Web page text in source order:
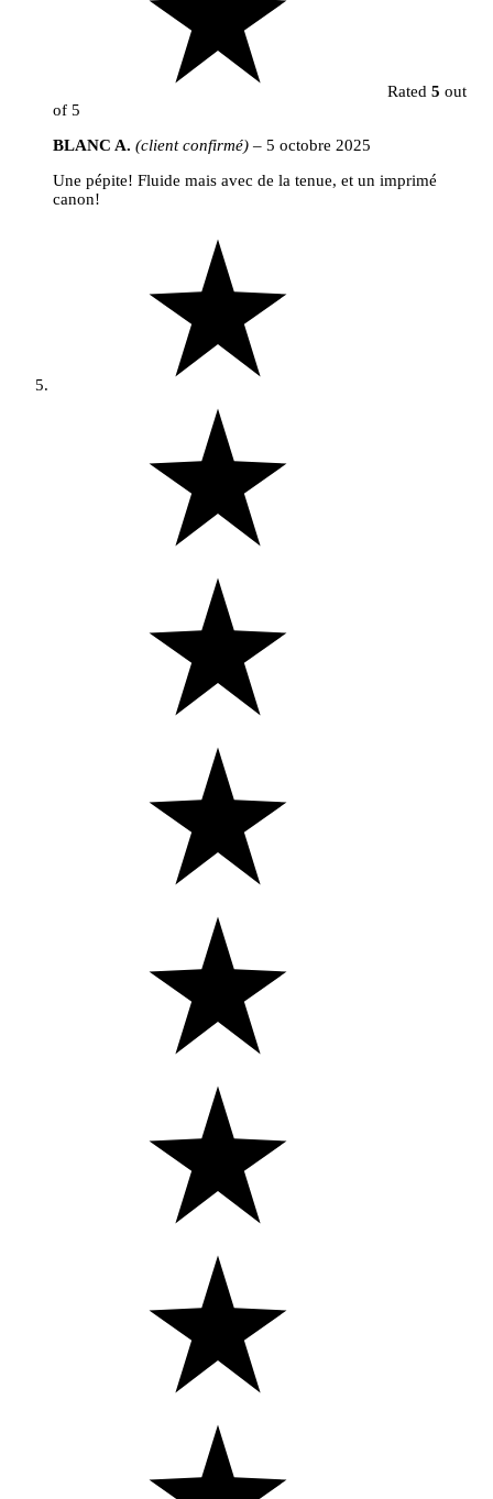
Rated 5 out
of 5
BLANC A. (client confirmé) – 5 octobre 2025
Une pépite! Fluide mais avec de la tenue, et un imprimé
canon!